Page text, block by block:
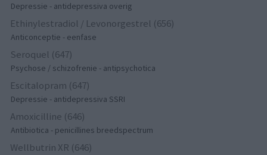
Depressie - antidepressiva overig
Ethinylestradiol / Levonorgestrel (656)
Anticonceptie - eenfase
Seroquel (647)
Psychose / schizofrenie - antipsychotica
Escitalopram (647)
Depressie - antidepressiva SSRI
Amoxicilline (646)
Antibiotica - penicillines breedspectrum
Wellbutrin XR (646)